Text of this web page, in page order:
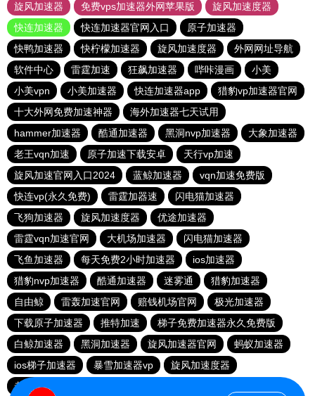
旋风加速器
免费vps加速器外网苹果版
旋风加速度器
快连加速器
快连加速器官网入口
原子加速器
快鸭加速器
快柠檬加速器 旋风加速度器
外网网址导航
软件中心
雷霆加速 狂飙加速器 哔咔漫画
小美
小美vpn
小美加速器 快连加速器app
猎豹vp加速器官网
十大外网免费加速神器
海外加速器七天试用
hammer加速器
酷通加速器 黑洞nvp加速器
大象加速器
老王vqn加速
原子加速下载安卓
天行vp加速
旋风加速官网入口2024
蓝鲸加速器
vqn加速免费版
快连vp(永久免费)
雷霆加器速
闪电猫加速器
飞狗加速器
旋风加速度器
优途加速器
雷霆vqn加速官网
大机场加速器
闪电猫加速器
飞鱼加速器
每天免费2小时加速器
ios加速器
猎豹nvp加速器
酷通加速器 迷雾通
猎豹加速器
自由鲸
雷轰加速官网 赔钱机场官网
极光加速器
下载原子加速器
推特加速
梯子免费加速器永久免费版
白鲸加速器
黑洞加速器 旋风加速器官网
蚂蚁加速器
ios梯子加速器
暴雪加速器vp
旋风加速度器
老佛爷加速器